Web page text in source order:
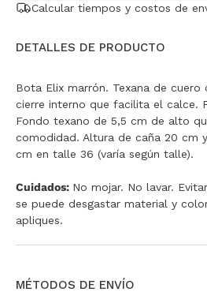
36 Avisarme cuando ingrese
Calcular tiempos y costos de
DETALLES DE PRODUCTO
Bota Elix marrón. Texana de
cierre interno que facilita el calce.
Fondo texano de 5,5 cm de alto
comodidad. Altura de caña 20 cm
cm en talle 36 (varía según talle).
Cuidados: No mojar. No lavar.
se puede desgastar material y
apliques.
MÉTODOS DE ENVÍO